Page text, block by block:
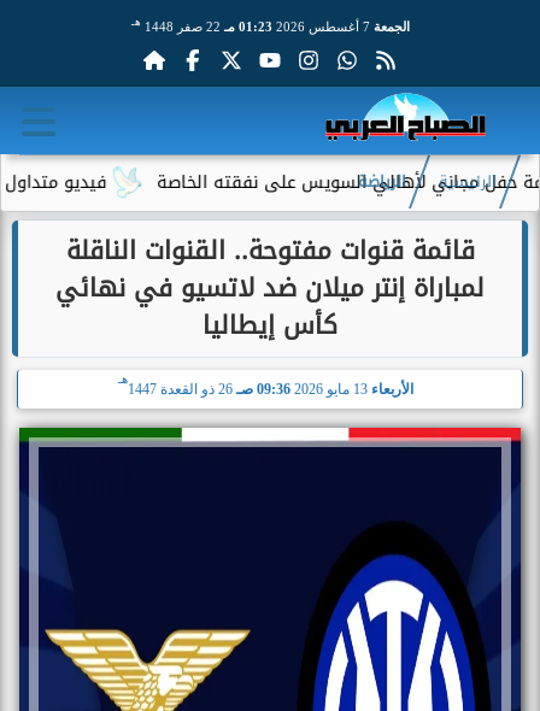
الجمعة 7 أغسطس 2026 01:23 مـ 22 صفر 1448 هـ
فيديو متداول لسيدة لأهالي السويس على نفقته الخاصة
الرئيسية الرياضة
قائمة قنوات مفتوحة.. القنوات الناقلة
لمباراة إنتر ميلان ضد لاتسيو في نهائي
كأس إيطاليا
الأربعاء 13 مايو 2026 09:36 صـ 26 ذو القعدة 1447
هـ